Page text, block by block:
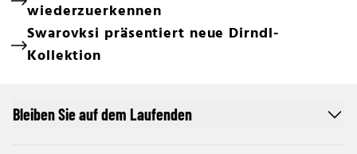
wiederzuerkennen
Swarovksi präsentiert neue Dirndl-
Kollektion
Bleiben Sie auf dem Laufenden